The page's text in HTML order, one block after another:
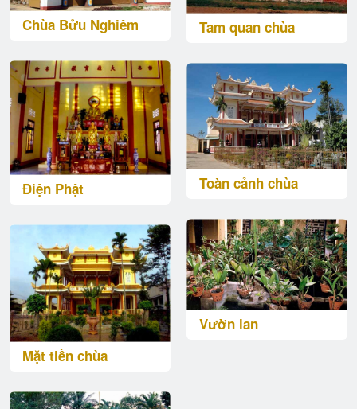
Chùa Bửu Nghiêm
Điện Phật
Mặt tiền chùa
Tam quan chùa
Toàn cảnh chùa
Vườn lan